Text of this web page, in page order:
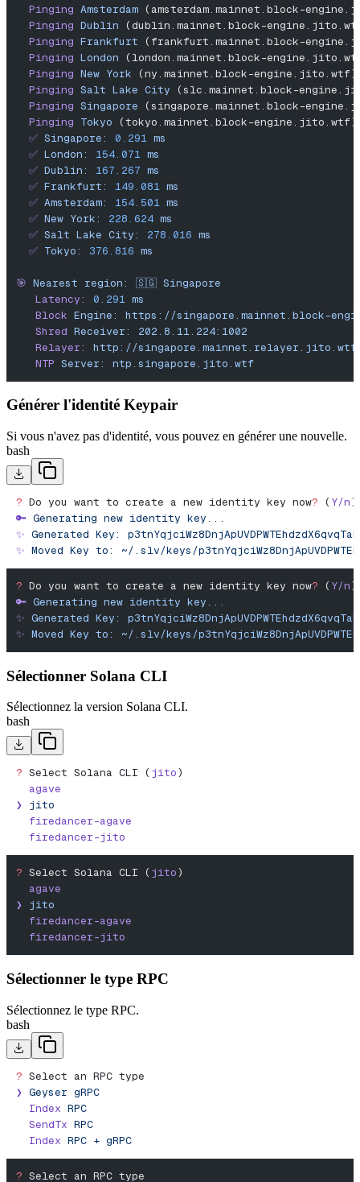
  Pinging
Amsterdam (amsterdam.mainnet.block-
  Pinging
Dublin (dublin.mainnet.block-
  Pinging
Frankfurt (frankfurt.mainnet.block-
  Pinging
London (london.mainnet.block-
  Pinging
New York (ny.mainnet.block-
  Pinging
Salt Lake City (slc.mainnet.block-
  Pinging
Singapore (singapore.mainnet.block-
  Pinging
Tokyo (tokyo.mainnet.block-
  ✅
Singapore: 0.291 ms
  ✅
London: 154.071 ms
  ✅
Dublin: 167.267 ms
  ✅
Frankfurt: 149.081 ms
  ✅
Amsterdam: 154.501 ms
  ✅
New York: 228.624 ms
  ✅
Salt Lake City: 278.016 ms
  ✅
Tokyo: 376.816 ms
🎯 Nearest region: 🇸🇬 Singapore
   Latency:
0.291 ms
   Block
Engine:
https://singapore.mainnet.block-
   Shred
Receiver:
202.8.11.224:1002
   Relayer:
http://
   NTP
Server: ntp.singapore.jito.wtf
Générer l'identité Keypair
Si vous n'avez pas d'identité, vous pouvez en générer une nouvelle.
bash
? Do you want to create a new identity key now? (Y/n)
🔑 Generating new identity key...
✨ Generated Key:
✨ Moved Key to: ~/.slv/keys/
? Do you want to create a new identity key now? ( Y/n)
🔑 Generating new identity key...
✨ Generated Key:
✨ Moved Key to: ~/.slv/keys/
Sélectionner Solana CLI
Sélectionnez la version Solana CLI.
bash
? Select Solana CLI (jito)
  agave
❯ jito
  firedancer-agave
  firedancer-jito
? Select Solana CLI ( jito)
  agave
❯ jito
  firedancer-agave
  firedancer-jito
Sélectionner le type RPC
Sélectionnez le type RPC.
bash
? Select an RPC type
❯ Geyser gRPC
  Index
RPC
  SendTx
RPC
  Index
RPC + gRPC
? Select an RPC type